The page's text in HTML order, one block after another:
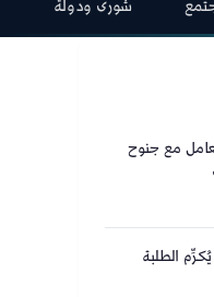
شورى ودولة
مع جنوح
الطلبة